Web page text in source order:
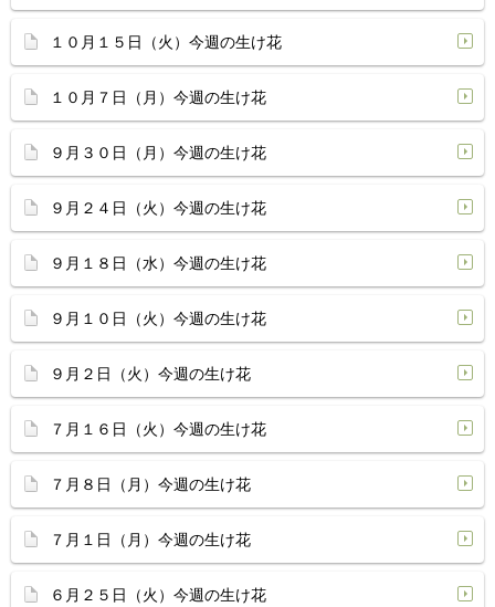
１０月１５日（火）今週の生け花
１０月７日（月）今週の生け花
９月３０日（月）今週の生け花
９月２４日（火）今週の生け花
９月１８日（水）今週の生け花
９月１０日（火）今週の生け花
９月２日（火）今週の生け花
７月１６日（火）今週の生け花
７月８日（月）今週の生け花
７月１日（月）今週の生け花
６月２５日（火）今週の生け花